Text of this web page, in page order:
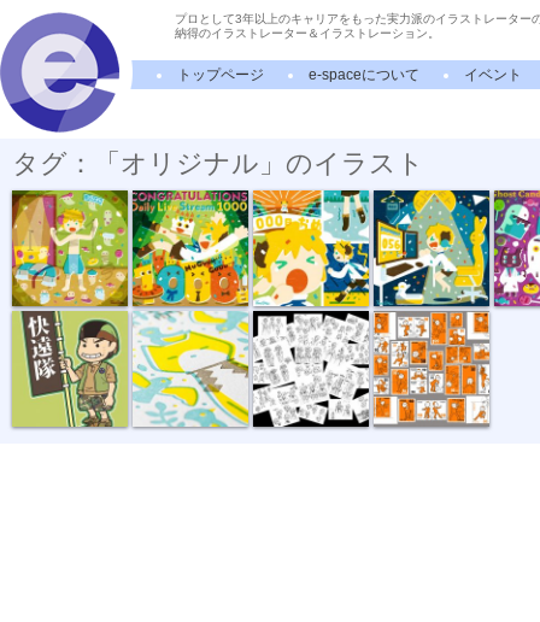
プロとして3年以上のキャリアをもった実力派のイラストレーター
納得のイラストレーター＆イラストレーション。
トップページ e-spaceについて イベント
タグ：「オリジナル」のイラスト
ステージ準備... 1000日連続配... 1000日連続配... ぽむ・めると...
『快遠隊ブロ... New Year Car... キャラクター... オレンジ男。...